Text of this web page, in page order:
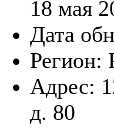
18 мая
Дата
Регион:
Адрес:
д. 80